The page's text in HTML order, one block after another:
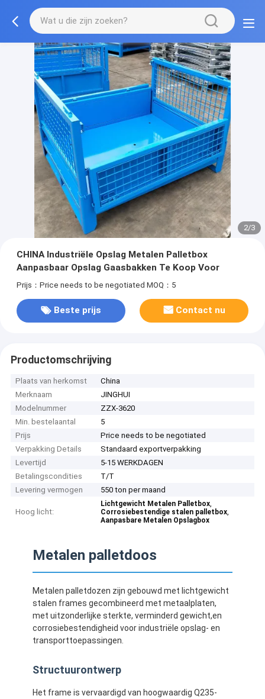
2/3
CHINA Industriële Opslag Metalen Palletbox
Aanpasbaar Opslag Gaasbakken Te Koop Voor
Prijs：Price needs to be negotiated MOQ：5
Beste prijs Contact nu
Productomschrijving
Plaats van herkomst
China
Merknaam
JINGHUI
Modelnummer
ZZX-3620
Min. bestelaantal
5
Prijs
Price needs to be negotiated
Verpakking Details
Standaard exportverpakking
Levertijd
5-15 WERKDAGEN
Betalingscondities
T/T
Levering vermogen
550 ton per maand
Hoog licht:
Lichtgewicht Metalen Palletbox,
Corrosiebestendige stalen palletbox,
Aanpasbare Metalen Opslagbox
Metalen palletdoos
Metalen palletdozen zijn gebouwd met lichtgewicht
stalen frames gecombineerd met metaalplaten,
met uitzonderlijke sterkte, verminderd gewicht,en
corrosiebestendigheid voor industriële opslag- en
transporttoepassingen.
Structuurontwerp
Het frame is vervaardigd van hoogwaardig Q235-